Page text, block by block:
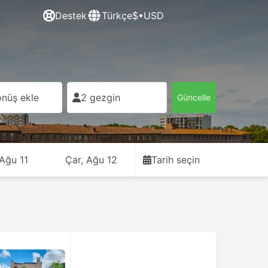
Destek Türkçe$•USD
ekle 2 gezgin Güncelle
11 Çar, Ağu 12 Tarih seçin